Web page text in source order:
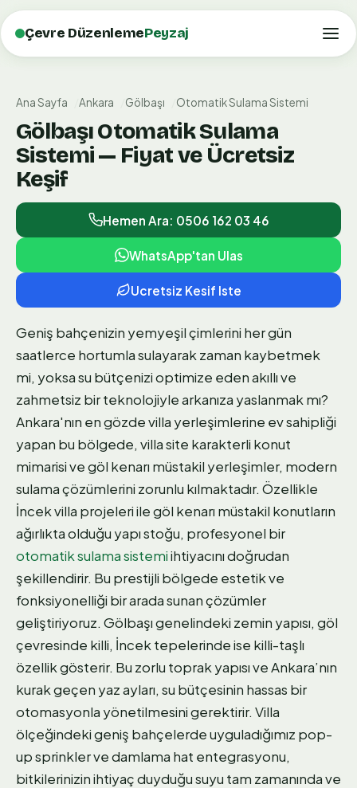
Çevre DüzenlemePeyzaj
Ana Sayfa Ankara Gölbaşı Otomatik Sulama Sistemi
Gölbaşı Otomatik Sulama
Sistemi — Fiyat ve Ücretsiz
Keşif
Hemen Ara: 0506 162 03 46
WhatsApp'tan Ulas
Ucretsiz Kesif Iste
Geniş bahçenizin yemyeşil çimlerini her gün
saatlerce hortumla sulayarak zaman kaybetmek
mi, yoksa su bütçenizi optimize eden akıllı ve
zahmetsiz bir teknolojiyle arkanıza yaslanmak mı?
Ankara'nın en gözde villa yerleşimlerine ev sahipliği
yapan bu bölgede, villa site karakterli konut
mimarisi ve göl kenarı müstakil yerleşimler, modern
sulama çözümlerini zorunlu kılmaktadır. Özellikle
İncek villa projeleri ile göl kenarı müstakil konutların
ağırlıkta olduğu yapı stoğu, profesyonel bir
otomatik sulama sistemiihtiyacını doğrudan
şekillendirir. Bu prestijli bölgede estetik ve
fonksiyonelliği bir arada sunan çözümler
geliştiriyoruz. Gölbaşı genelindeki zemin yapısı, göl
çevresinde killi, İncek tepelerinde ise killi-taşlı
özellik gösterir. Bu zorlu toprak yapısı ve Ankara’nın
kurak geçen yaz ayları, su bütçesinin hassas bir
otomasyonla yönetilmesini gerektirir. Villa
ölçeğindeki geniş bahçelerde uyguladığımız pop-
up sprinkler ve damlama hat entegrasyonu,
bitkilerinizin ihtiyaç duyduğu suyu tam zamanında ve